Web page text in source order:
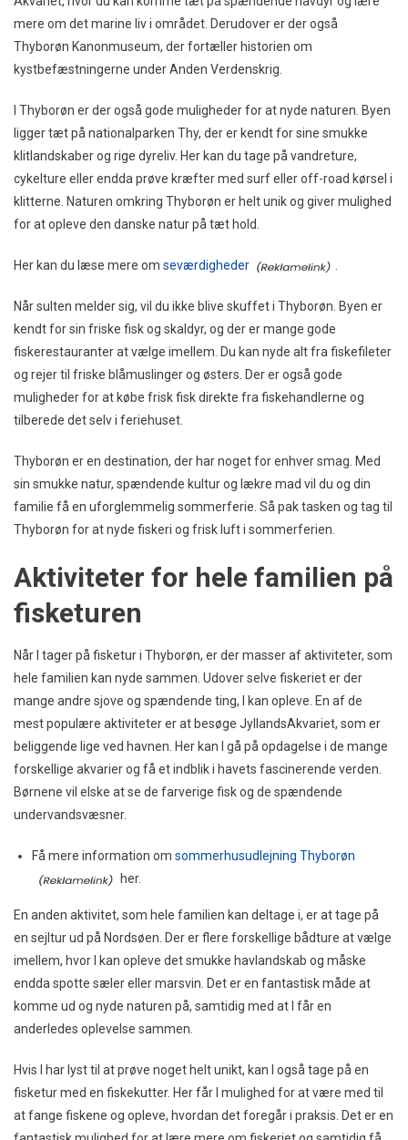
mere om det marine liv i området. Derudover er der også
Thyborøn Kanonmuseum, der fortæller historien om
kystbefæstningerne under Anden Verdenskrig.
I Thyborøn er der også gode muligheder for at nyde naturen. Byen
ligger tæt på nationalparken Thy, der er kendt for sine smukke
klitlandskaber og rige dyreliv. Her kan du tage på vandreture,
cykelture eller endda prøve kræfter med surf eller off-road kørsel i
klitterne. Naturen omkring Thyborøn er helt unik og giver mulighed
for at opleve den danske natur på tæt hold.
Her kan du læse mere om seværdigheder .
Når sulten melder sig, vil du ikke blive skuffet i Thyborøn. Byen er
kendt for sin friske fisk og skaldyr, og der er mange gode
fiskerestauranter at vælge imellem. Du kan nyde alt fra fiskefileter
og rejer til friske blåmuslinger og østers. Der er også gode
muligheder for at købe frisk fisk direkte fra fiskehandlerne og
tilberede det selv i feriehuset.
Thyborøn er en destination, der har noget for enhver smag. Med
sin smukke natur, spændende kultur og lækre mad vil du og din
familie få en uforglemmelig sommerferie. Så pak tasken og tag til
Thyborøn for at nyde fiskeri og frisk luft i sommerferien.
Aktiviteter for hele familien på
fisketuren
Når I tager på fisketur i Thyborøn, er der masser af aktiviteter, som
hele familien kan nyde sammen. Udover selve fiskeriet er der
mange andre sjove og spændende ting, I kan opleve. En af de
mest populære aktiviteter er at besøge JyllandsAkvariet, som er
beliggende lige ved havnen. Her kan I gå på opdagelse i de mange
forskellige akvarier og få et indblik i havets fascinerende verden.
Børnene vil elske at se de farverige fisk og de spændende
undervandsvæsner.
Få mere information om sommerhusudlejning Thyborøn
her.
En anden aktivitet, som hele familien kan deltage i, er at tage på
en sejltur ud på Nordsøen. Der er flere forskellige bådture at vælge
imellem, hvor I kan opleve det smukke havlandskab og måske
endda spotte sæler eller marsvin. Det er en fantastisk måde at
komme ud og nyde naturen på, samtidig med at I får en
anderledes oplevelse sammen.
Hvis I har lyst til at prøve noget helt unikt, kan I også tage på en
fisketur med en fiskekutter. Her får I mulighed for at være med til
at fange fiskene og opleve, hvordan det foregår i praksis. Det er en